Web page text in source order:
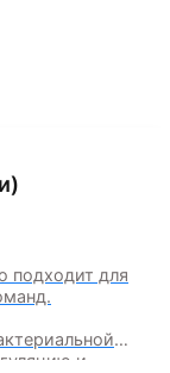
продукта —
продукта
подходит для
и